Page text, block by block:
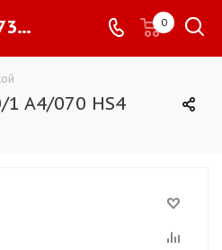
ВИНТ ПКГ ISO7380/1 A4/070 HS4 M6X16 - 0
A4/070 HS4